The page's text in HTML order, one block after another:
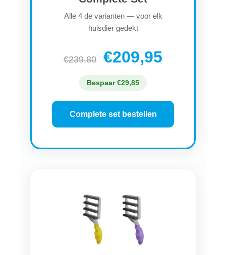
Alle 4 de varianten — voor elk
huisdier gedekt
€239,80 €209,95
Bespaar €29,85
Complete set bestellen